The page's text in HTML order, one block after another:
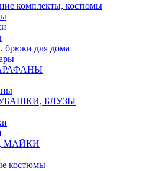
комплекты, костюмы
для дома
БЛУЗЫ
МАЙКИ
костюмы